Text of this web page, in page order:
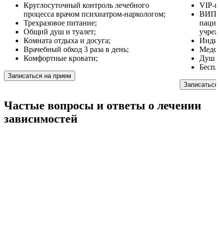
Круглосуточный контроль лечебного
процесса врачом психиатром-наркологом;
Трехразовое питание;
Общий душ и туалет;
Комната отдыха и досуга;
Врачебный обход 3 раза в день;
Комфортные кровати;
Записаться на прием
VIP-
ВИП
Душ и
Частые вопросы и ответы о лечении
зависимостей